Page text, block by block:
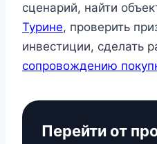
сценарий, найти
Турине, проверить
инвестиции, сделать
сопровождению
Перейти от